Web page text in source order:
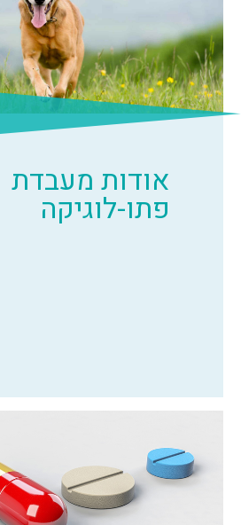
אודות מעבדת
פתו-לוגיקה